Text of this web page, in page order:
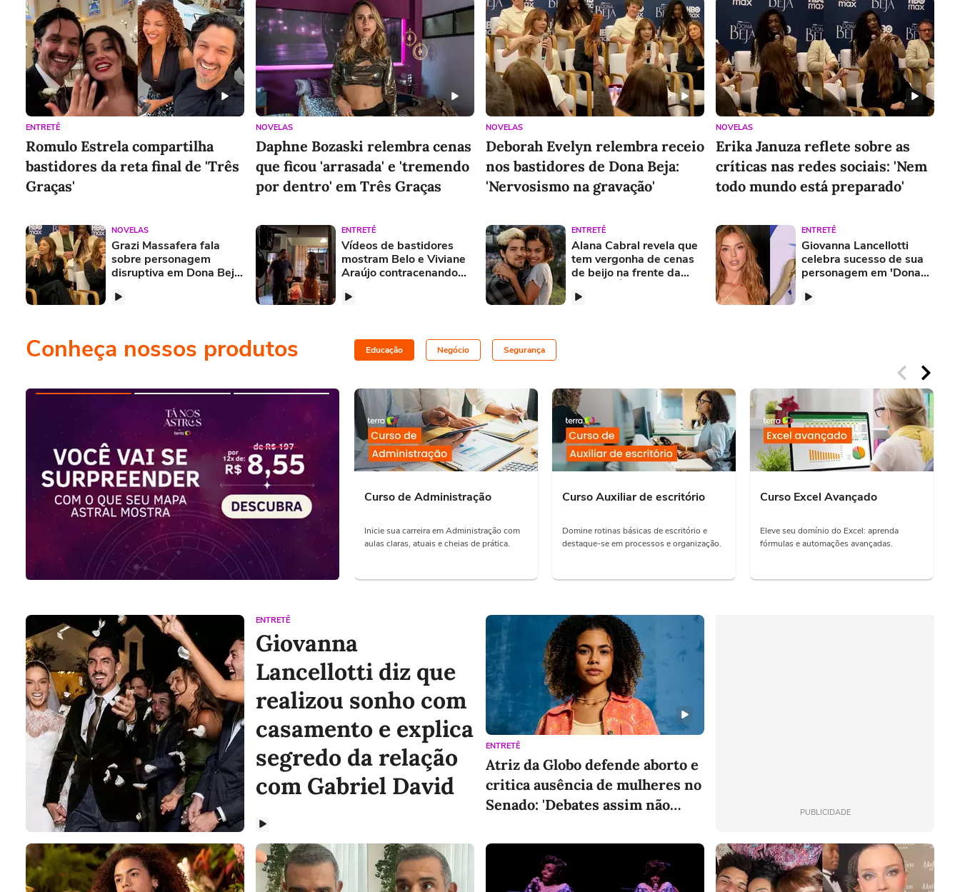
ENTRETÊ
Romulo Estrela compartilha
bastidores da reta final de 'Três
Graças'
NOVELAS
Daphne Bozaski relembra cenas
que ficou 'arrasada' e 'tremendo
por dentro' em Três Graças
NOVELAS
Deborah Evelyn relembra receio
nos bastidores de Dona Beja:
'Nervosismo na gravação'
NOVELAS
Erika Januza reflete sobre as
críticas nas redes sociais: 'Nem
todo mundo está preparado'
NOVELAS
Grazi Massafera fala
sobre personagem
disruptiva em Dona Beja:
lacração'
ENTRETÊ
Vídeos de bastidores
mostram Belo e Viviane
Araújo contracenando
ENTRETÊ
Alana Cabral revela que
tem vergonha de cenas
de beijo na frente da
ENTRETÊ
Giovanna Lancellotti
celebra sucesso de sua
personagem em 'Dona
críticas
Conheça nossos produtos Educação Negócio Segurança
Curso de Administração
Inicie sua carreira em Administração com
aulas claras, atuais e cheias de prática.
Apenas 12x de
R$14,95
Total de R$ 179,40 por 12 meses
Curso Auxiliar de escritório
Domine rotinas básicas de escritório e
destaque-se em processos e organização.
Apenas 12x de
R$
Total de R$ 179,40 por 12 meses
Curso Excel Avançado
Eleve seu domínio do Excel: aprenda
fórmulas e automações avançadas.
Apenas 12x de
R$14,95/mês
Total de R$ 179,40 por 12 meses
ENTRETÊ
Giovanna
Lancellotti diz que
realizou sonho com
casamento e explica
segredo da relação
com Gabriel David
ENTRETÊ
Atriz da Globo defende aborto e
critica ausência de mulheres no
Senado: 'Debates assim não
PUBLICIDADE